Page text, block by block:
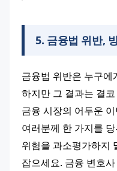
5. 금융법 위반,
금융법 위반은 누구에
하지만 그 결과는 결
금융 시장의 어두운
여러분께 한 가지를
위험을 과소평가하지
잡으세요. 금융 변호